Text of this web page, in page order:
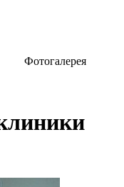
Фотогалерея